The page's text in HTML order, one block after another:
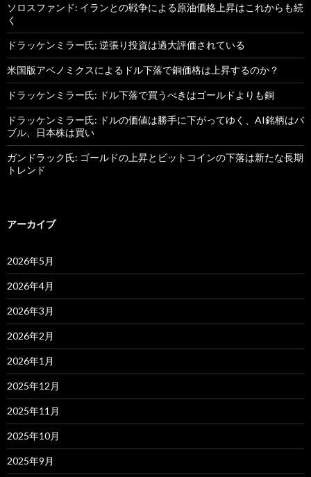
ソロスファンド: イランとの戦争による原油価格上昇はこれからも続
く
ドラッケンミラー氏: 逆張り投資は過大評価されている
米国版アベノミクスによるドル下落で銅価格は上昇するのか？
ドラッケンミラー氏: ドル下落で買うべきはゴールドよりも銅
ドラッケンミラー氏: ドルの価値は勝手に下がってゆく、AI銘柄はバ
ブル、日本株は買い
ガンドラック氏: ゴールドの上昇とビットコインの下落は新たな長期
トレンド
アーカイブ
2026年5月
2026年4月
2026年3月
2026年2月
2026年1月
2025年12月
2025年11月
2025年10月
2025年9月